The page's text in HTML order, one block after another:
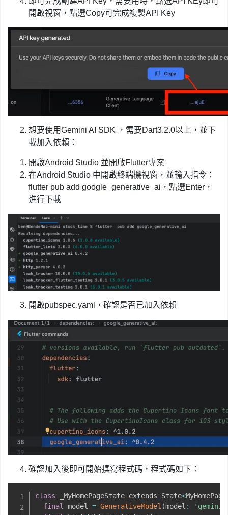
開啟視窗，點選Copy可完成複製API Key
想要使用Gemini AI SDK ，需要Dart3.2.0以上，並下
載加入依賴：
開啟Android Studio 並開啟Flutter專案
在Android Studio 中開啟終端機視窗，並輸入指令：
flutter pub add google_generative_ai，點選Enter，
進行下載
開啟pubspec.yaml，確認是否已加入依賴
確認加入後即可開始撰寫程式碼，程式碼如下：
class _MyHomePageState extends State<MyHomePage
final model = GenerativeModel (model :